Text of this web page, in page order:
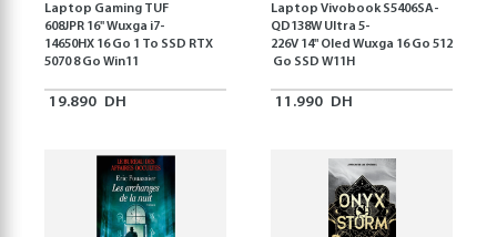
Laptop Gaming TUF
608JPR 16'' Wuxga i7-
14650HX 16 Go 1 To SSD RTX
5070 8 Go Win11
19.890 DH
Laptop Vivobook S5406SA-
QD138W Ultra 5-
226V 14" Oled Wuxga 16 Go 512
Go SSD W11H
11.990 DH